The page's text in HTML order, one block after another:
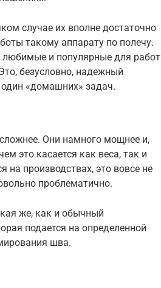
случае их вполне достаточно
такому аппарату по полечу.
любимые и популярные для работ
безусловно, надежный
«домашних» задач.
Они намного мощнее и,
это касается как веса, так и
на производствах, это вовсе не
проблематично.
же, как и обычный
подается на определенной
шва.